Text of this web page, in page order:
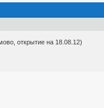
открытие на 18.08.12)